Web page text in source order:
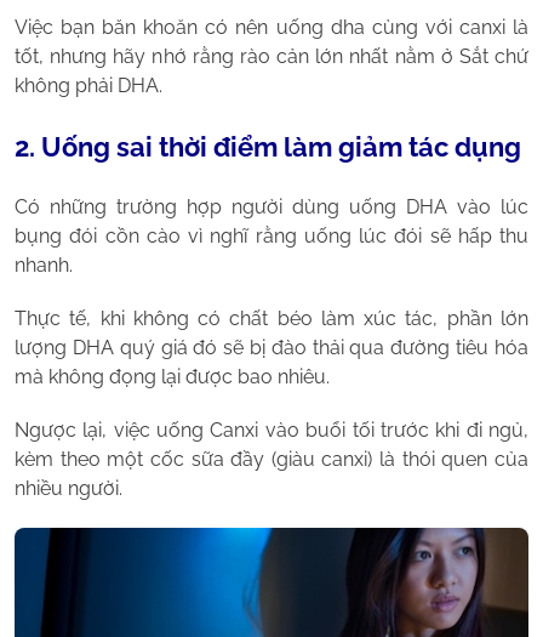
Việc bạn băn khoăn có nên uống dha cùng với canxi là
tốt, nhưng hãy nhớ rằng rào cản lớn nhất nằm ở Sắt chứ
không phải DHA.
2. Uống sai thời điểm làm giảm tác dụng
Có những trường hợp người dùng uống DHA vào lúc
bụng đói cồn cào vì nghĩ rằng uống lúc đói sẽ hấp thu
nhanh.
Thực tế, khi không có chất béo làm xúc tác, phần lớn
lượng DHA quý giá đó sẽ bị đào thải qua đường tiêu hóa
mà không đọng lại được bao nhiêu.
Ngược lại, việc uống Canxi vào buổi tối trước khi đi ngủ,
kèm theo một cốc sữa đầy (giàu canxi) là thói quen của
nhiều người.